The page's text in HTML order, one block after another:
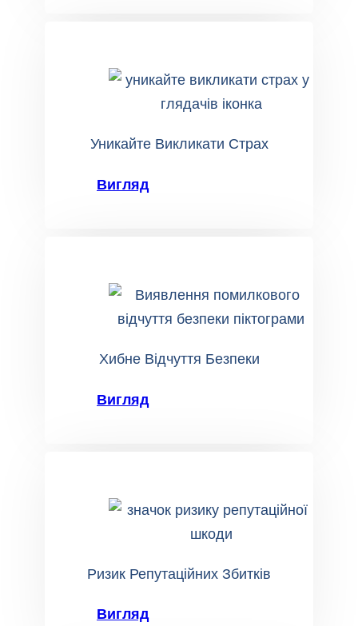
Уникайте Викликати Страх
Вигляд
Хибне Відчуття Безпеки
Вигляд
Ризик Репутаційних Збитків
Вигляд